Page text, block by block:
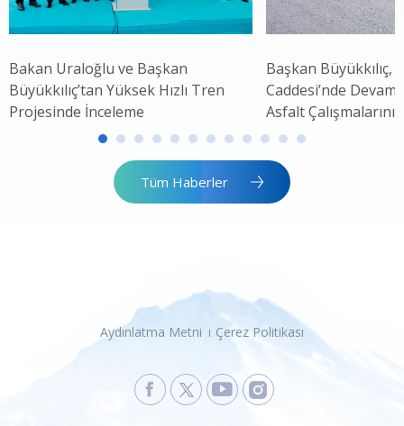
Bakan Uraloğlu ve Başkan
Büyükkılıç’tan Yüksek Hızlı Tren
Projesinde İnceleme
Başkan Büyükkılıç,
Caddesi’nde Devam
Asfalt Çalışmalarını
Tüm Haberler
Aydınlatma Metni Çerez Politikası